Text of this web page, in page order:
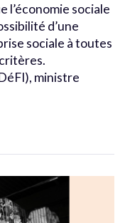
l’économie sociale
d’une
sociale à toutes
ministre